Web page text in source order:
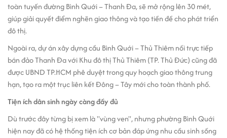
toàn tuyến đường Bình Quới – Thanh Đa, sẽ mở rộng lên 30 mét,
giúp giải quyết điểm nghẽn giao thông và tạo tiền đề cho phát triển
đô thị.
Ngoài ra, dự án xây dựng cầu Bình Quới – Thủ Thiêm nối trực tiếp
bán đảo Thanh Đa với Khu đô thị Thủ Thiêm (TP. Thủ Đức) cũng đã
được UBND TP.HCM phê duyệt trong quy hoạch giao thông trung
hạn, tạo ra một trục liên kết Đông – Tây mới cho toàn thành phố.
Tiện ích dân sinh ngày càng đầy đủ
Dù trước đây từng bị xem là "vùng ven", nhưng phường Bình Quới
hiện nay đã có hệ thống tiện ích cơ bản đáp ứng nhu cầu sinh sống